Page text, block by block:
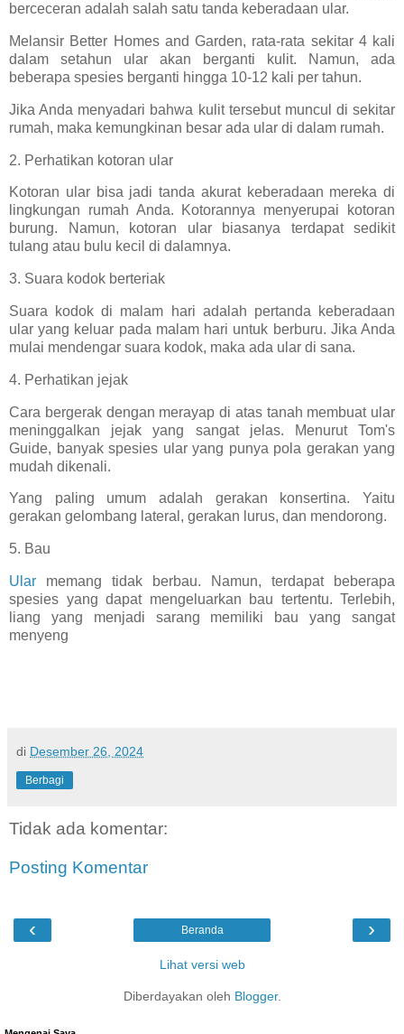
berceceran adalah salah satu tanda keberadaan ular.
Melansir Better Homes and Garden, rata-rata sekitar 4 kali
dalam setahun ular akan berganti kulit. Namun, ada
beberapa spesies berganti hingga 10-12 kali per tahun.
Jika Anda menyadari bahwa kulit tersebut muncul di sekitar
rumah, maka kemungkinan besar ada ular di dalam rumah.
2. Perhatikan kotoran ular
Kotoran ular bisa jadi tanda akurat keberadaan mereka di
lingkungan rumah Anda. Kotorannya menyerupai kotoran
burung. Namun, kotoran ular biasanya terdapat sedikit
tulang atau bulu kecil di dalamnya.
3. Suara kodok berteriak
Suara kodok di malam hari adalah pertanda keberadaan
ular yang keluar pada malam hari untuk berburu. Jika Anda
mulai mendengar suara kodok, maka ada ular di sana.
4. Perhatikan jejak
Cara bergerak dengan merayap di atas tanah membuat ular
meninggalkan jejak yang sangat jelas. Menurut Tom's
Guide, banyak spesies ular yang punya pola gerakan yang
mudah dikenali.
Yang paling umum adalah gerakan konsertina. Yaitu
gerakan gelombang lateral, gerakan lurus, dan mendorong.
5. Bau
Ular memang tidak berbau. Namun, terdapat beberapa
spesies yang dapat mengeluarkan bau tertentu. Terlebih,
liang yang menjadi sarang memiliki bau yang sangat
menyeng
di Desember 26, 2024
Berbagi
Tidak ada komentar:
Posting Komentar
‹ ›
Beranda
Lihat versi web
Diberdayakan oleh Blogger.